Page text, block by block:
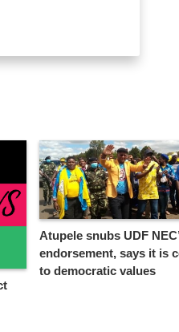
Atupele snubs UDF
endorsement, says it is
to democratic values